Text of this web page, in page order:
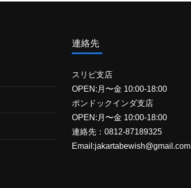
連絡先
スリピ支店
OPEN:月〜金 10:00-18:00
ポンドックインダ支店
OPEN:月〜金 10:00-18:00
連絡先：0812-87189325
Email:jakartabewish@gmail.com